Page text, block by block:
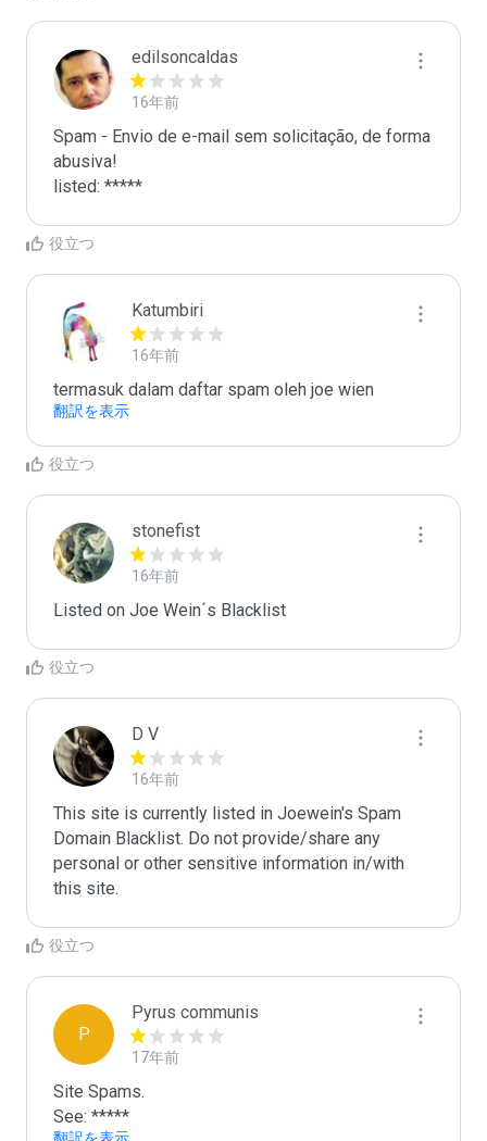
edilsoncaldas
16年前
Spam - Envio de e-mail sem solicitação, de forma
abusiva!
listed: *****
役立つ
Katumbiri
16年前
termasuk dalam daftar spam oleh joe wien
翻訳を表示
役立つ
stonefist
16年前
Listed on Joe Wein´s Blacklist
役立つ
D V
16年前
This site is currently listed in Joewein's Spam
Domain Blacklist. Do not provide/share any
personal or other sensitive information in/with
this site.
役立つ
P
Pyrus communis
17年前
Site Spams.
See: *****